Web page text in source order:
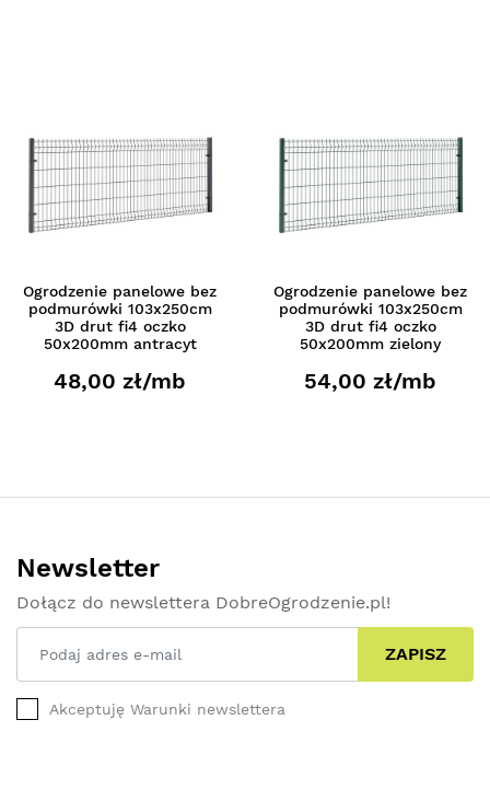
Ogrodzenie panelowe bez
podmurówki 103x250cm
3D drut fi4 oczko
50x200mm antracyt
48,00 zł/mb
Ogrodzenie panelowe bez
podmurówki 103x250cm
3D drut fi4 oczko
50x200mm zielony
54,00 zł/mb
Newsletter
Dołącz do newslettera DobreOgrodzenie.pl!
ZAPISZ
Akceptuję Warunki newslettera